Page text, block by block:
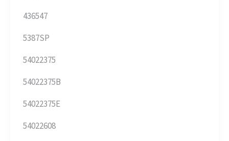
436547
5387SP
54022375
54022375B
54022375E
54022608